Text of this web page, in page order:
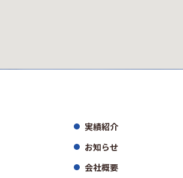
実績紹介
お知らせ
会社概要